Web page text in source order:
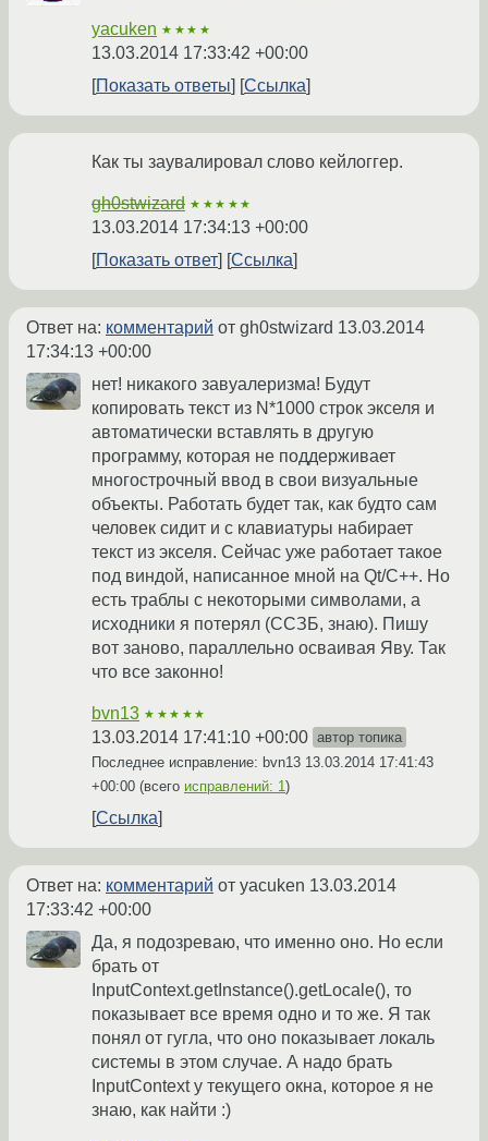
yacuken ★★★★
13.03.2014 17:33:42 +00:00
Показать ответы
Ссылка
Как ты заувалировал слово кейлоггер.
gh0stwizard ★★★★★
13.03.2014 17:34:13 +00:00
Показать ответ
Ссылка
Ответ на: комментарий от gh0stwizard 13.03.2014
17:34:13 +00:00
нет! никакого завуалеризма! Будут
копировать текст из N*1000 строк экселя и
автоматически вставлять в другую
программу, которая не поддерживает
многострочный ввод в свои визуальные
объекты. Работать будет так, как будто сам
человек сидит и с клавиатуры набирает
текст из экселя. Сейчас уже работает такое
под виндой, написанное мной на Qt/C++. Но
есть траблы с некоторыми символами, а
исходники я потерял (ССЗБ, знаю). Пишу
вот заново, параллельно осваивая Яву. Так
что все законно!
bvn13 ★★★★★
13.03.2014 17:41:10 +00:00 автор топика
Последнее исправление: bvn13 13.03.2014 17:41:43
+00:00 (всего исправлений: 1)
Ссылка
Ответ на: комментарий от yacuken 13.03.2014
17:33:42 +00:00
Да, я подозреваю, что именно оно. Но если
брать от
InputContext.getInstance().getLocale(), то
показывает все время одно и то же. Я так
понял от гугла, что оно показывает локаль
системы в этом случае. А надо брать
InputContext у текущего окна, которое я не
знаю, как найти :)